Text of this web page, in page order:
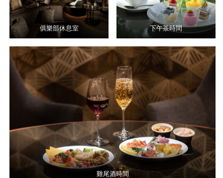
俱樂部休息室 下午茶時間
雞尾酒時間